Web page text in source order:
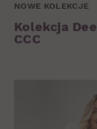
NOWE KOLEKCJE
Kolekcja
CCC